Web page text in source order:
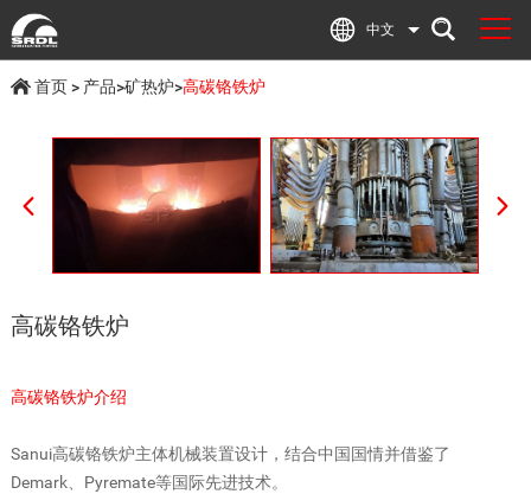
中文
首页> 产品>矿热炉>高碳铬铁炉
高碳铬铁炉
高碳铬铁炉介绍
Sanui高碳铬铁炉主体机械装置设计，结合中国国情并借鉴了
Demark、Pyremate等国际先进技术。